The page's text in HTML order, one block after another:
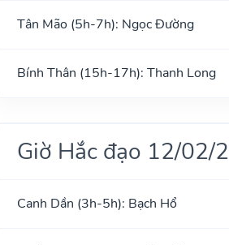
Tân Mão (5h-7h): Ngọc Đường
Bính Thân (15h-17h): Thanh Long
Giờ Hắc đạo 12/02/
Canh Dần (3h-5h): Bạch Hổ